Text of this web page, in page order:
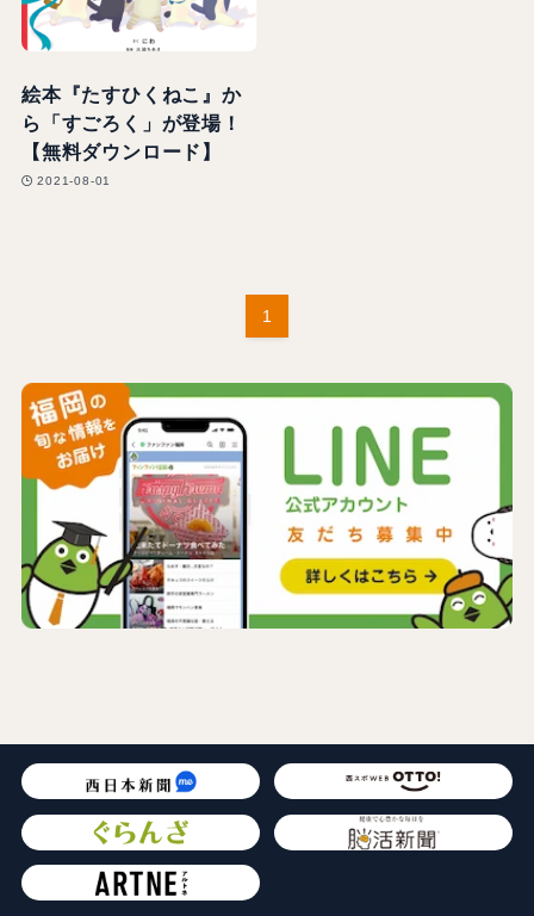
絵本『たすひくねこ』か
ら「すごろく」が登場！
【無料ダウンロード】
2021-08-01
1